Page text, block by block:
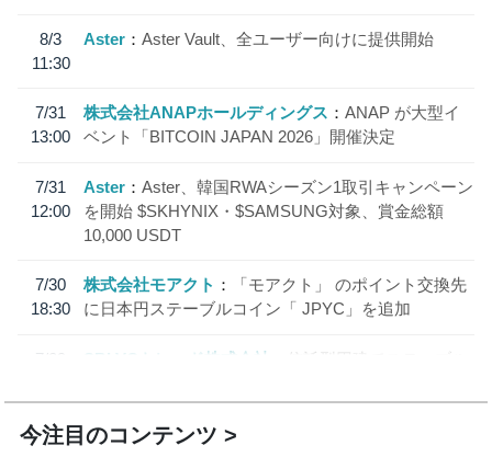
8/3
11:30
Aster Aster Vault、全ユーザー向けに提供開始
7/31
13:00
株式会社ANAPホールディングス
ANAP が大型イ
ベント「BITCOIN JAPAN 2026」開催決定
7/31
12:00
Aster
Aster、韓国RWAシーズン1取引キャンペーン
を開始 $SKHYNIX・$SAMSUNG対象、賞金総額
10,000 USDT
7/30
18:30
株式会社モアクト
「モアクト」 のポイント交換先
に日本円ステーブルコイン「 JPYC」を追加
7/29
SBI VCトレード株式会社
信託型円建てステーブル
今注目のコンテンツ